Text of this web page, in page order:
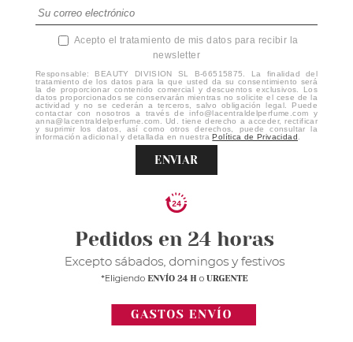
Acepto el tratamiento de mis datos para recibir la
newsletter
Responsable: BEAUTY DIVISION SL B-66515875. La finalidad del
tratamiento de los datos para la que usted da su consentimiento será
la de proporcionar contenido comercial y descuentos exclusivos. Los
datos proporcionados se conservarán mientras no solicite el cese de la
actividad y no se cederán a terceros, salvo obligación legal. Puede
contactar con nosotros a través de info@lacentraldelperfume.com y
anna@lacentraldelperfume.com. Ud. tiene derecho a acceder, rectificar
y suprimir los datos, así como otros derechos, puede consultar la
información adicional y detallada en nuestraPolítica de Privacidad
ENVIAR